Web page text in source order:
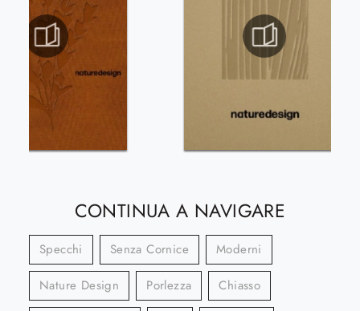
CONTINUA A NAVIGARE
Specchi Senza Cornice Moderni
Nature Design Porlezza Chiasso